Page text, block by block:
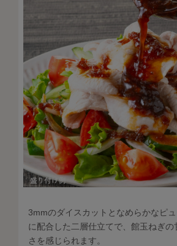
3mmのダイスカットとなめらかなピ
に配合した二層仕立てで、館玉ねぎの
さを感じられます。